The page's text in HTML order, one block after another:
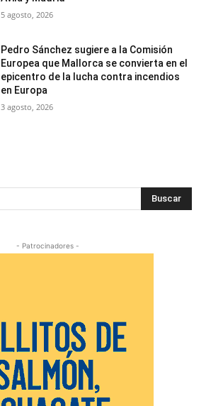
5 agosto, 2026
Pedro Sánchez sugiere a la Comisión
Europea que Mallorca se convierta en el
epicentro de la lucha contra incendios
en Europa
3 agosto, 2026
Buscar
- Patrocinadores -